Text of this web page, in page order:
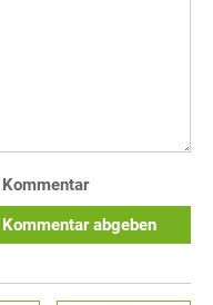
Kommentar abgeben